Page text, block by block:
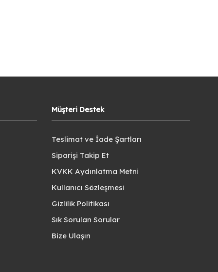
Müşteri Destek
Teslimat ve İade Şartları
Siparişi Takip Et
KVKK Aydınlatma Metni
Kullanıcı Sözleşmesi
Gizlilik Politikası
Sık Sorulan Sorular
Bize Ulaşın